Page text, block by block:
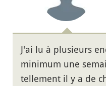
J'ai lu à plusieurs
minimum une
tellement il y a de